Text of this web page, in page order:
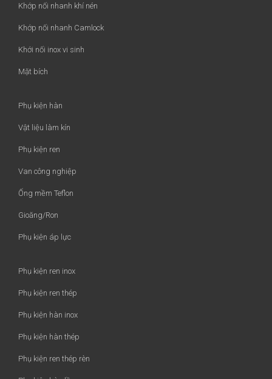
Khớp nối nhanh khí nén
Khớp nối nhanh Camlock
Khới nối inox vi sinh
Mặt bích
Phụ kiện hàn
Vật liệu làm kín
Phụ kiện ren
Van công nghiệp
Ống mềm Teflon
Gioăng/Ron
Phụ kiện áp lực
Phụ kiện ren inox
Phụ kiện ren thép
Phụ kiện hàn inox
Phụ kiện hàn thép
Phụ kiện ren thép rèn